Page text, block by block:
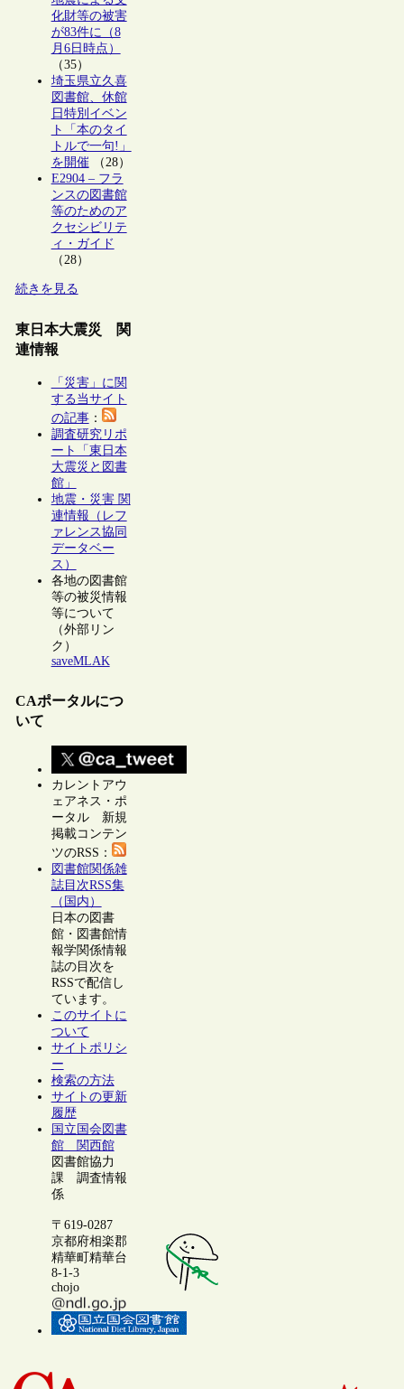
化財等の被害
が83件に（8
月6日時点）
（35）
埼玉県立久喜
図書館、休館
日特別イベン
ト「本のタイ
トルで一句!」
を開催（28）
E2904 – フラ
ンスの図書館
等のためのア
クセシビリテ
ィ・ガイド
（28）
続きを見る
東日本大震災 関
連情報
「災害」に関
する当サイト
の記事：
調査研究リポ
ート「東日本
大震災と図書
館」
地震・災害 関
連情報（レフ
ァレンス協同
データベー
ス）
各地の図書館
等の被災情報
等について
（外部リン
ク）
saveMLAK
CAポータルにつ
いて
カレントアウ
ェアネス・ポ
ータル 新規
掲載コンテン
ツのRSS：
図書館関係雑
誌目次RSS集
（国内）
日本の図書
館・図書館情
報学関係情報
誌の目次を
RSSで配信し
ています。
このサイトに
ついて
サイトポリシ
ー
検索の方法
サイトの更新
履歴
国立国会図書
館 関西館
図書館協力
課 調査情報
係
〒619-0287
京都府相楽郡
精華町精華台
8-1-3
chojo